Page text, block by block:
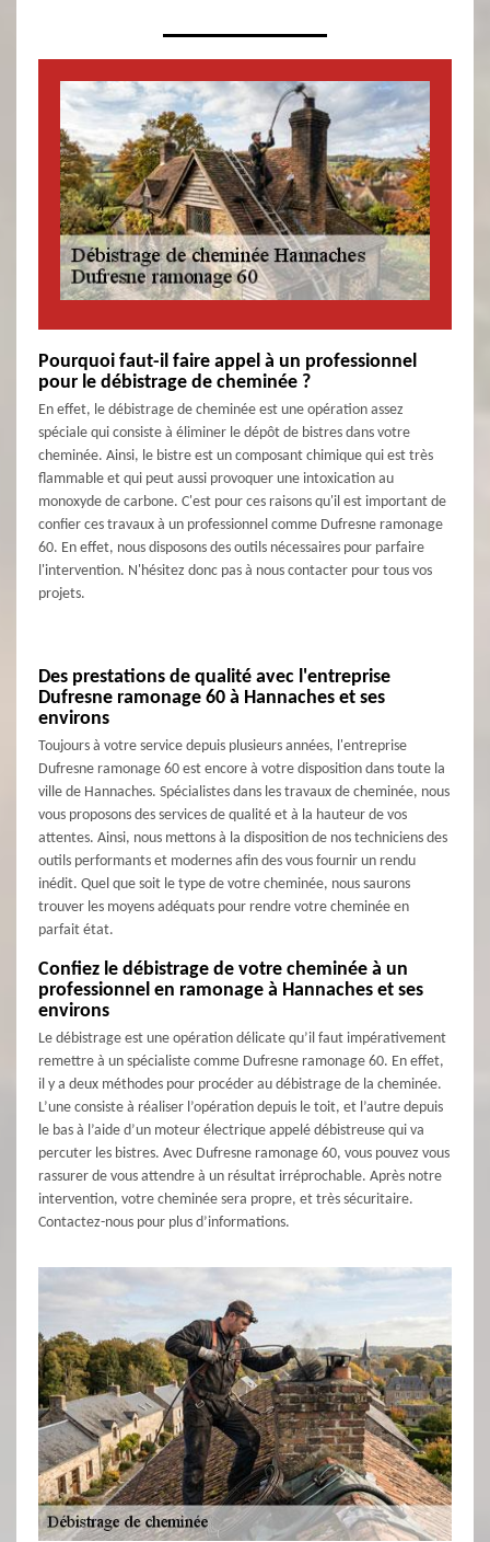
Pourquoi faut-il faire appel à un professionnel
pour le débistrage de cheminée ?
En effet, le débistrage de cheminée est une opération assez
spéciale qui consiste à éliminer le dépôt de bistres dans votre
cheminée. Ainsi, le bistre est un composant chimique qui est très
flammable et qui peut aussi provoquer une intoxication au
monoxyde de carbone. C'est pour ces raisons qu'il est important de
confier ces travaux à un professionnel comme Dufresne ramonage
60. En effet, nous disposons des outils nécessaires pour parfaire
l'intervention. N'hésitez donc pas à nous contacter pour tous vos
projets.
Des prestations de qualité avec l'entreprise
Dufresne ramonage 60 à Hannaches et ses
environs
Toujours à votre service depuis plusieurs années, l'entreprise
Dufresne ramonage 60 est encore à votre disposition dans toute la
ville de Hannaches. Spécialistes dans les travaux de cheminée, nous
vous proposons des services de qualité et à la hauteur de vos
attentes. Ainsi, nous mettons à la disposition de nos techniciens des
outils performants et modernes afin des vous fournir un rendu
inédit. Quel que soit le type de votre cheminée, nous saurons
trouver les moyens adéquats pour rendre votre cheminée en
parfait état.
Confiez le débistrage de votre cheminée à un
professionnel en ramonage à Hannaches et ses
environs
Le débistrage est une opération délicate qu’il faut impérativement
remettre à un spécialiste comme Dufresne ramonage 60. En effet,
il y a deux méthodes pour procéder au débistrage de la cheminée.
L’une consiste à réaliser l’opération depuis le toit, et l’autre depuis
le bas à l’aide d’un moteur électrique appelé débistreuse qui va
percuter les bistres. Avec Dufresne ramonage 60, vous pouvez vous
rassurer de vous attendre à un résultat irréprochable. Après notre
intervention, votre cheminée sera propre, et très sécuritaire.
Contactez-nous pour plus d’informations.